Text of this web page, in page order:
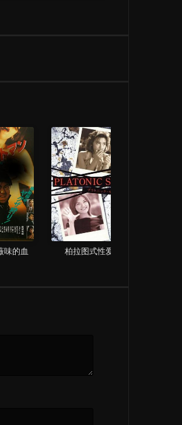
味的血 柏拉图式性爱